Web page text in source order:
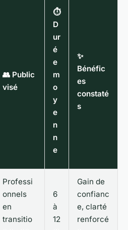
👥 Public
visé
⏱️
D
ur
é
e
m
o
y
e
n
n
e
✨
Bénéfic
es
constaté
s
Professi
onnels
en
transitio
6
à
12
Gain de
confianc
e, clarté
renforcé